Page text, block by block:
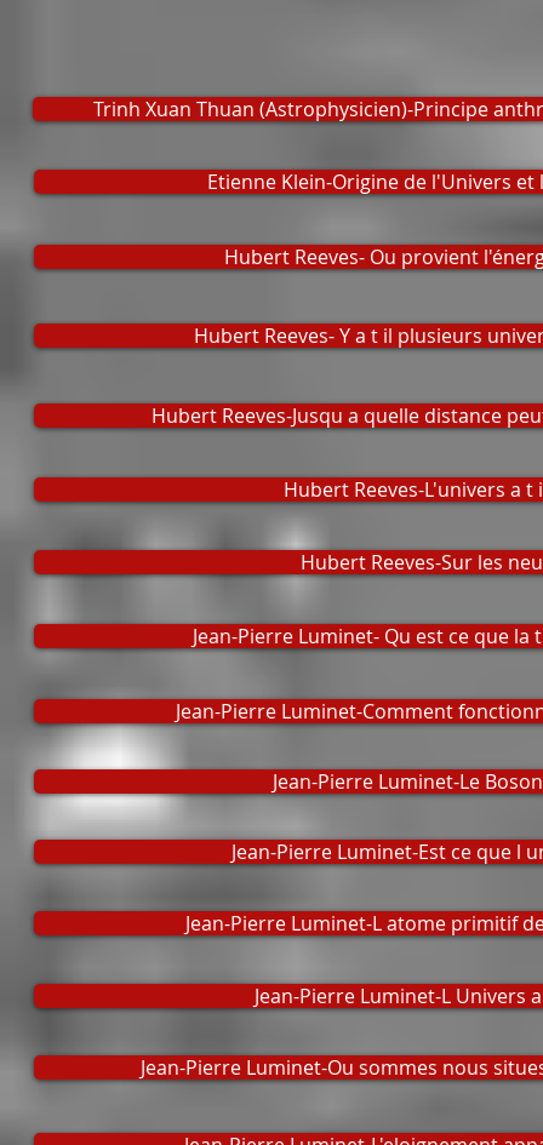
Trinh Xuan Thuan (Astrophysicien)-Principe
Etienne Klein-Origine de l'Univers et
Hubert Reeves- Ou provient
Hubert Reeves- Y a t il plusieurs
Hubert Reeves-Jusqu a quelle distance
Hubert Reeves-L'univers a t
Hubert Reeves-Sur les
Jean-Pierre Luminet- Qu est ce que la
Jean-Pierre Luminet-Comment
Jean-Pierre Luminet-Le
Jean-Pierre Luminet-Est ce que l
Jean-Pierre Luminet-L atome primitif
Jean-Pierre Luminet-L Univers
Jean-Pierre Luminet-Ou sommes nous